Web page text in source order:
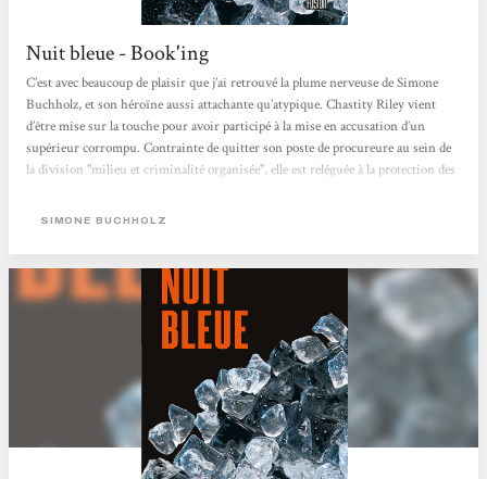
Nuit bleue - Book'ing
C’est avec beaucoup de plaisir que j’ai retrouvé la plume nerveuse de Simone
Buchholz, et son héroïne aussi attachante qu’atypique. Chastity Riley vient
d’être mise sur la touche pour avoir participé à la mise en accusation d’un
supérieur corrompu. Contrainte de quitter son poste de procureure au sein de
la division "milieu et criminalité organisée", elle est reléguée à la protection des
hospitalisé suite à un tabassage qui l’a sérieusement amoché....
SIMONE BUCHHOLZ